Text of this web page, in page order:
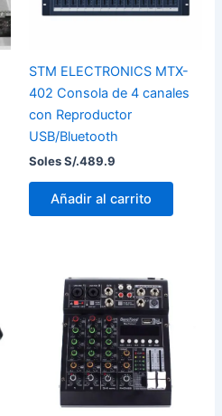
STM ELECTRONICS MTX-
402 Consola de 4 canales
con Reproductor
USB/Bluetooth
Soles S/.489.9
Añadir al carrito